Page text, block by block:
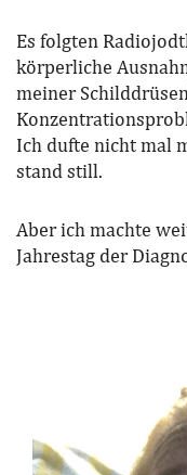
Es folgten
körperliche
meiner
Ich dufte nicht mal
stand still.
Aber ich machte
Jahrestag der